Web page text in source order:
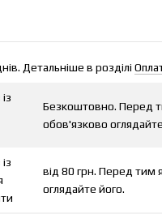
Детальніше в розділі
Безкоштовно. Перед
обов'язково
від 80 грн. Перед тим
оглядайте його.